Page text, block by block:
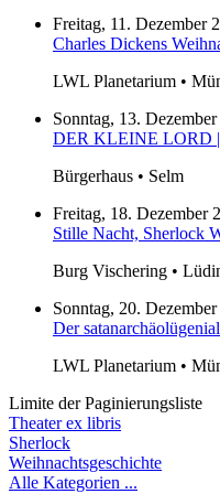
Freitag, 11. Dezember
Charles Dickens
LWL Planetarium •
Sonntag, 13.
DER KLEINE LORD
Bürgerhaus • Selm
Freitag, 18. Dezember
Stille Nacht, Sherlock
Burg Vischering •
Sonntag, 20.
Der
LWL Planetarium •
Limite der Paginierungsliste
Theater ex libris
Sherlock
Weihnachtsgeschichte
Alle Kategorien ...